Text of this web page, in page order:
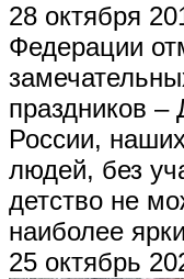
28 октября
Федерации
праздников
России,
людей, без
детство не
наиболее
25 октябрь